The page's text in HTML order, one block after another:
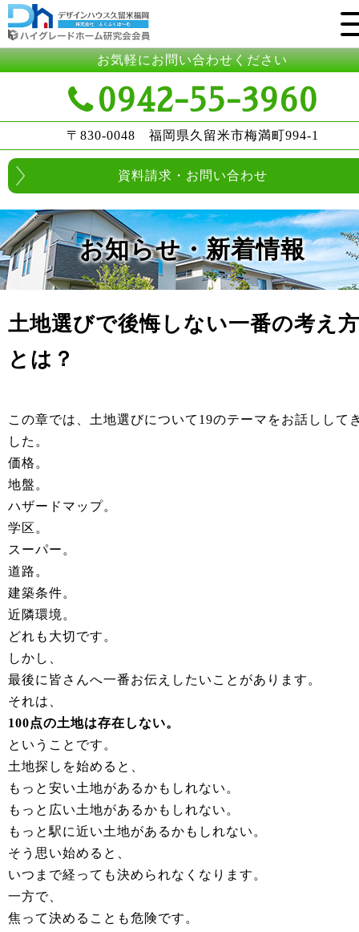
お気軽にお問い合わせください
0942-55-3960
〒830-0048 福岡県久留米市梅満町994-1
資料請求・お問い合わせ
お知らせ・新着情報
土地選びで後悔しない一番の考え方
とは？
この章では、土地選びについて19のテーマをお話しして
した。
価格。
地盤。
ハザードマップ。
学区。
スーパー。
道路。
建築条件。
近隣環境。
どれも大切です。
しかし、
最後に皆さんへ一番お伝えしたいことがあります。
それは、
100点の土地は存在しない。
ということです。
土地探しを始めると、
もっと安い土地があるかもしれない。
もっと広い土地があるかもしれない。
もっと駅に近い土地があるかもしれない。
そう思い始めると、
いつまで経っても決められなくなります。
一方で、
焦って決めることも危険です。